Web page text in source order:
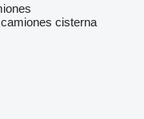
camiones cisterna